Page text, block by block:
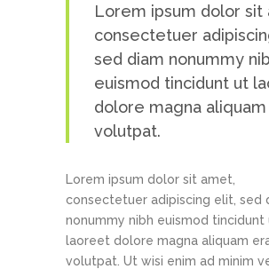
Lorem ipsum dolor sit
consectetuer
sed diam nonummy
euismod tincidunt ut
dolore magna
volutpat.
Lorem ipsum dolor sit amet,
consectetuer adipiscing elit, sed
nonummy nibh euismod tincidunt
laoreet dolore magna aliquam
volutpat. Ut wisi enim ad minim